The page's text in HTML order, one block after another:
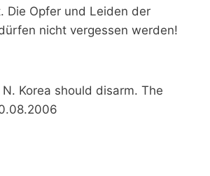
Die Opfer und Leiden der
nicht vergessen werden!
Korea should disarm. The